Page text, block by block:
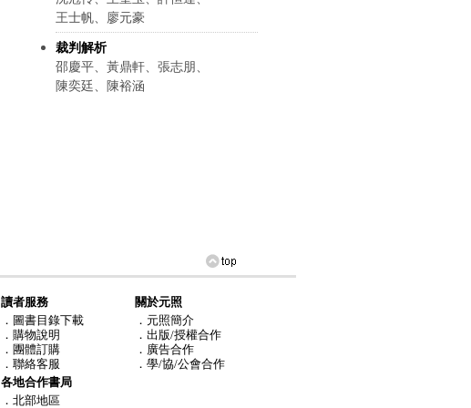
王士帆、廖元豪
裁判解析
邵慶平、黃鼎軒、張志朋、
陳奕廷、陳裕涵
讀者服務
．圖書目錄下載
．購物說明
．團體訂購
．聯絡客服
各地合作書局
．北部地區
關於元照
．元照簡介
．出版/授權合作
．廣告合作
．學/協/公會合作